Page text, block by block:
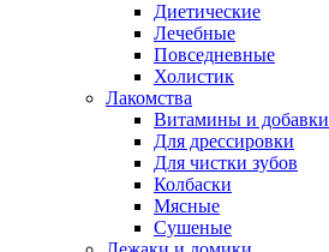
Диетические
Лечебные
Повседневные
Холистик
Лакомства
Витамины и добавки
Для дрессировки
Для чистки зубов
Колбаски
Мясные
Сушеные